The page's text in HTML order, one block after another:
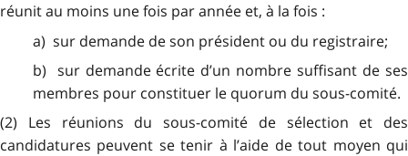
réunit au moins une fois par année et, à la fois :
a) sur demande de son président ou du registraire;
b) sur demande écrite d’un nombre suffisant de ses
membres pour constituer le quorum du sous-comité.
(2) Les réunions du sous-comité de sélection et des
candidatures peuvent se tenir à l’aide de tout moyen qui